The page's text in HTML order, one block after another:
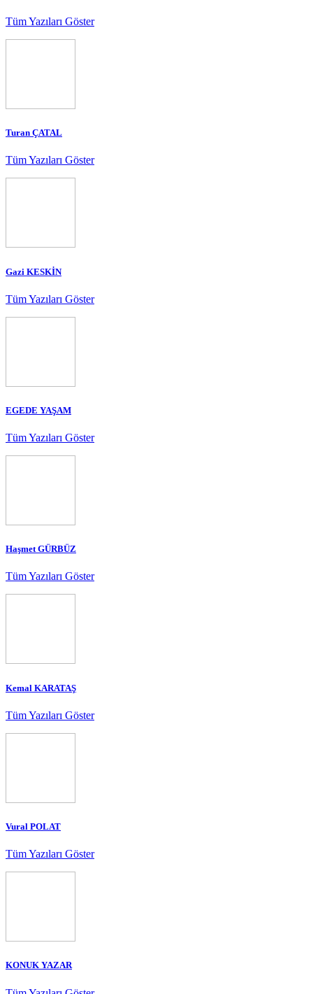
Tüm Yazıları Göster
Turan ÇATAL
Tüm Yazıları Göster
Gazi KESKİN
Tüm Yazıları Göster
EGEDE YAŞAM
Tüm Yazıları Göster
Haşmet GÜRBÜZ
Tüm Yazıları Göster
Kemal KARATAŞ
Tüm Yazıları Göster
Vural POLAT
Tüm Yazıları Göster
KONUK YAZAR